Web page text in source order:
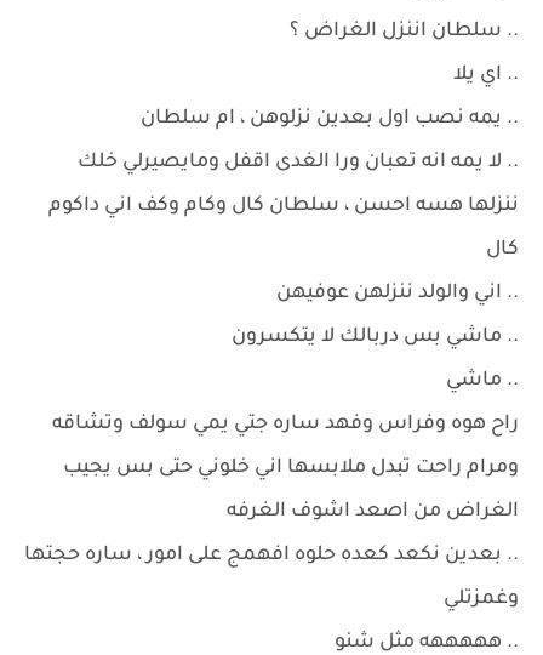
.. سلطان اننزل الغراض ؟
.. اي يلا
.. يمه نصب اول بعدين نزلوهن ، ام سلطان
.. لا يمه انه تعبان ورا الغدى اقفل ومايصيرلي خلك
ننزلها هسه احسن ، سلطان كال وكام وكف اني داكوم
كال
.. اني والولد ننزلهن عوفيهن
.. ماشي بس دربالك لا يتكسرون
.. ماشي
راح هوه وفراس وفهد ساره جتي يمي سولف وتشاقه
ومرام راحت تبدل ملابسها اني خلوني حتى بس يجيب
الغراض من اصعد اشوف الغرفه
.. بعدين نكعد كعده حلوه افهمج على امور ، ساره حجتها
وغمزتلي
.. هههههه مثل شنو